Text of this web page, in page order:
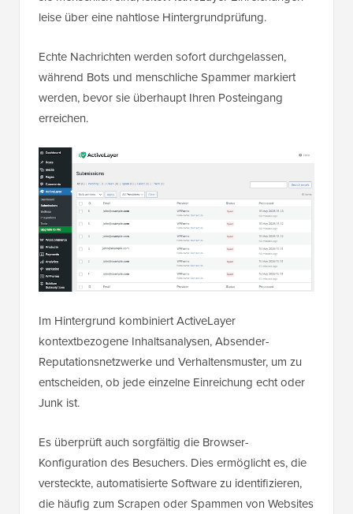
leise über eine nahtlose Hintergrundprüfung.
Echte Nachrichten werden sofort durchgelassen,
während Bots und menschliche Spammer markiert
werden, bevor sie überhaupt Ihren Posteingang
erreichen.
Im Hintergrund kombiniert ActiveLayer
kontextbezogene Inhaltsanalysen, Absender-
Reputationsnetzwerke und Verhaltensmuster, um zu
entscheiden, ob jede einzelne Einreichung echt oder
Junk ist.
Es überprüft auch sorgfältig die Browser-
Konfiguration des Besuchers. Dies ermöglicht es, die
versteckte, automatisierte Software zu identifizieren,
die häufig zum Scrapen oder Spammen von Websites